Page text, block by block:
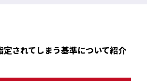
定されてしまう基準について紹介